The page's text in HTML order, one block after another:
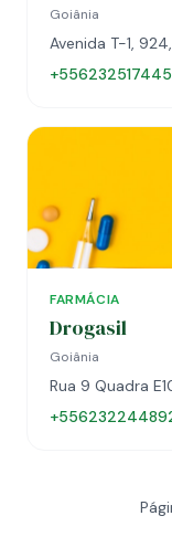
Goiânia
Avenida T-1,
+556232517445
FARMÁCIA
Drogasil
Goiânia
Rua 9 Quadra